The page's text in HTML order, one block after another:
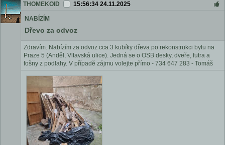
THOMEKOID
15:56:34 24.11.2025
NABÍZÍM
Dřevo za odvoz
Zdravím. Nabízím za odvoz cca 3 kubíky dřeva po rekonstrukci bytu na
Praze 5 (Anděl, Vltavská ulice). Jedná se o OSB desky, dveře, futra a
fošny z podlahy. V případě zájmu volejte přímo - 734 647 283 - Tomáš